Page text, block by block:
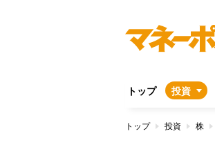
トップ 投資
トップ 投資 株